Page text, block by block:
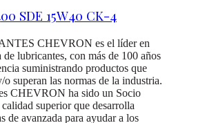
SDE 15W40 CK-4
CHEVRON es el líder en
de lubricantes, con más de 100 años
suministrando productos que
o superan las normas de la industria.
CHEVRON ha sido un Socio
superior que desarrolla
de avanzada para ayudar a los